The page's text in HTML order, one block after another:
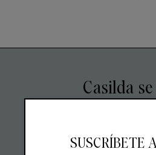
SUSCRÍBETE
Casilda